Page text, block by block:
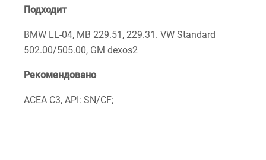
Подходит
BMW LL-04, MB 229.51, 229.31. VW Standard
502.00/505.00, GM dexos2
Рекомендовано
ACEA C3, API: SN/CF;